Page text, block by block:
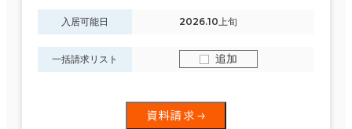
入居可能日 2026.10上旬
一括請求リスト 追加
資料請求